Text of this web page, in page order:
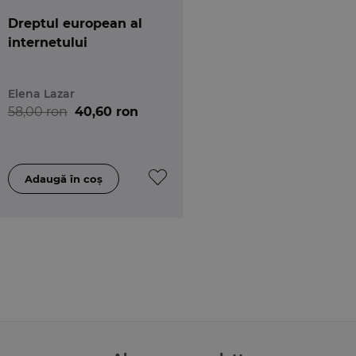
Dreptul european al
internetului
Elena Lazar
58,00 ron 40,60 ron